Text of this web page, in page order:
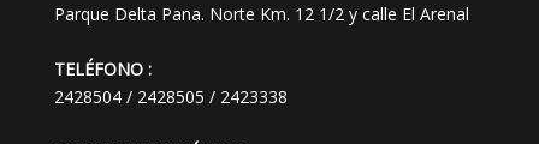
Parque Delta Pana. Norte Km. 12 1/2 y calle El Arenal
TELÉFONO :
2428504 / 2428505 / 2423338